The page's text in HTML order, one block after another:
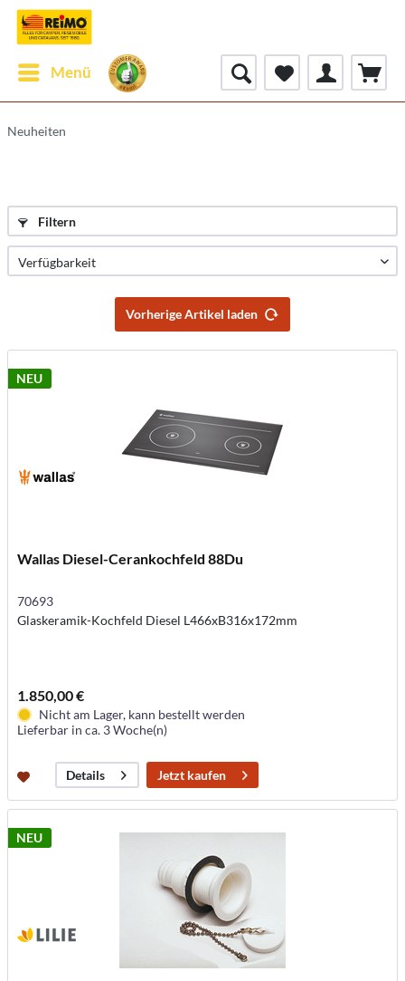
Menü
Neuheiten
Filtern
Vorherige Artikel laden
NEU
Wallas Diesel-Cerankochfeld 88Du
70693
Glaskeramik-Kochfeld Diesel L466xB316x172mm
1.850,00 €
Nicht am Lager, kann bestellt werden
Lieferbar in ca. 3 Woche(n)
Details Jetzt kaufen
NEU